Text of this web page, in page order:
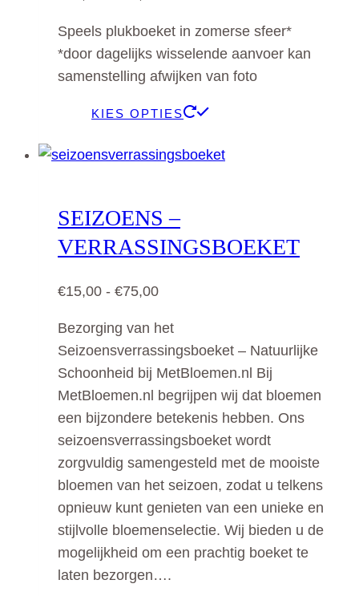
op
de
productpagina
tot
€29,50
Speels plukboeket in zomerse sfeer*
*door dagelijks wisselende aanvoer kan
samenstelling afwijken van foto
KIES OPTIES
optie
de
productpagina
SEIZOENS –
VERRASSINGSBOEKET
€15,00 - €75,00Prijsklasse:
tot
€75,00
Bezorging van het
Seizoensverrassingsboeket – Natuurlijke
Schoonheid bij MetBloemen.nl Bij
MetBloemen.nl begrijpen wij dat bloemen
een bijzondere betekenis hebben. Ons
seizoensverrassingsboeket wordt
zorgvuldig samengesteld met de mooiste
bloemen van het seizoen, zodat u telkens
opnieuw kunt genieten van een unieke en
stijlvolle bloemenselectie. Wij bieden u de
mogelijkheid om een prachtig boeket te
laten bezorgen….